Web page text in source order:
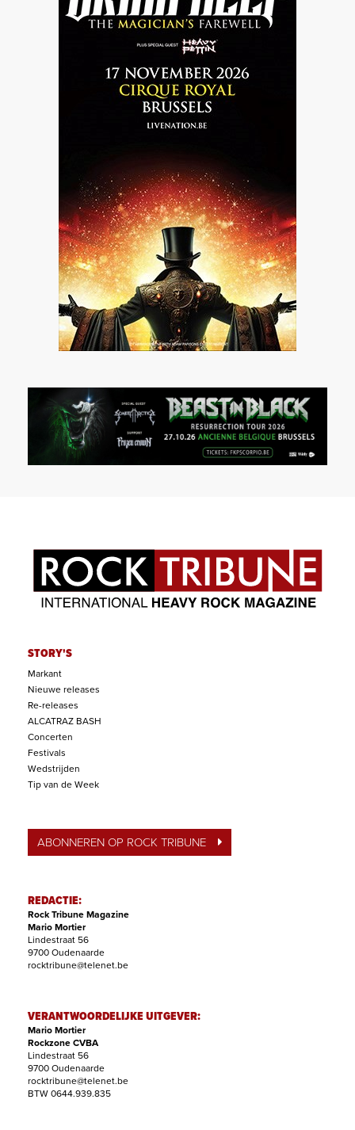
STORY'S
Markant
Nieuwe releases
Re-releases
ALCATRAZ BASH
Concerten
Festivals
Wedstrijden
Tip van de Week
ABONNEREN OP ROCK TRIBUNE
REDACTIE:
Rock Tribune Magazine
Mario Mortier
Lindestraat 56
9700 Oudenaarde
rocktribune@telenet.be
VERANTWOORDELIJKE UITGEVER:
Mario Mortier
Rockzone CVBA
Lindestraat 56
9700 Oudenaarde
rocktribune@telenet.be
BTW 0644.939.835